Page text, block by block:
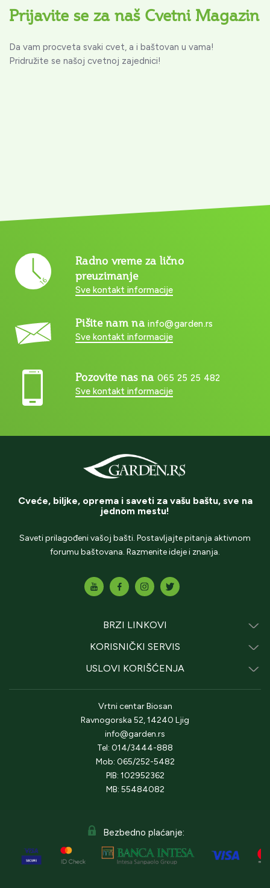
Prijavite se za naš Cvetni Magazin
Da vam procveta svaki cvet, a i baštovan u vama!
Pridružite se našoj cvetnoj zajednici!
Radno vreme za lično
preuzimanje
Sve kontakt informacije
Pišite nam nainfo@garden.rs
Sve kontakt informacije
Pozovite nas na 065 25 25 482
Sve kontakt informacije
Cveće, biljke, oprema i saveti za vašu baštu, sve na
jednom mestu!
Saveti prilagođeni vašoj bašti. Postavljajte pitanja aktivnom
forumu baštovana. Razmenite ideje i znanja.
BRZI LINKOVI
KORISNIČKI SERVIS
USLOVI KORIŠĆENJA
Vrtni centar Biosan
Ravnogorska 52, 14240 Ljig
info@garden.rs
Tel: 014/3444-888
Mob: 065/252-5482
PIB: 102952362
MB: 55484082
Bezbedno plaćanje: